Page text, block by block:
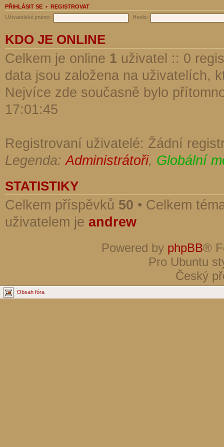
PŘIHLÁSIT SE • REGISTROVAT
Uživatelské jméno:
Heslo:
KDO JE ONLINE
Celkem je online 1 uživatel :: 0
data jsou založena na uživatelích,
Nejvíce zde současně bylo
17:01:45
Registrovaní uživatelé: Žádní
Legenda:Administrátoři, Globální
STATISTIKY
Celkem příspěvků 50 • Celkem
uživatelem je andrew
Powered by phpBB®
Pro Ubuntu
Český
Obsah fóra